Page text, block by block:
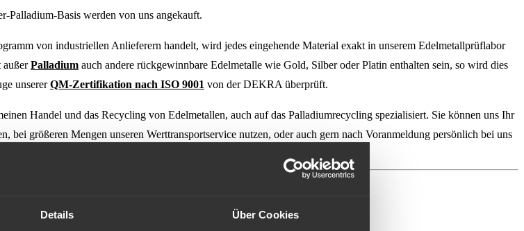
Details Über Cookies
Palladium-Basis werden von uns angekauft.
von industriellen Anlieferern handelt, wird jedes eingehende Material exakt in unserem Edelmetallprüflabor
außerPalladium auch andere rückgewinnbare Edelmetalle wie Gold, Silber oder Platin enthalten sein, so wird dies
unsererQM-Zertifikation nach ISO 9001 von der DEKRA überprüft.
Handel und das Recycling von Edelmetallen, auch auf das Palladiumrecycling spezialisiert. Sie können uns Ihr
bei größeren Mengen unseren Werttransportservice nutzen, oder auch gern nach Voranmeldung persönlich bei uns
bar oder per Scheck erhalten.